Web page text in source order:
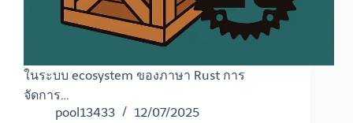
ในระบบ ecosystem ของภาษา Rust การ
จัดการ…
pool13433
12/07/2025